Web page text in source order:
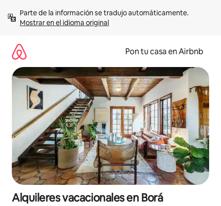
contenidoMostrar en el idioma original
Pon tu casa en Airbnb
Alquileres vacacionales en Borá